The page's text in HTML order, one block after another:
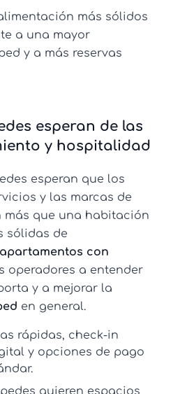
más sólidos
a una mayor
y a más reservas
esperan de las
y hospitalidad
esperan que los
y las marcas de
que una habitación
sólidas de
con
operadores a entender
y a mejorar la
en general.
rápidas, check-in
y opciones de pago
quieren espacios